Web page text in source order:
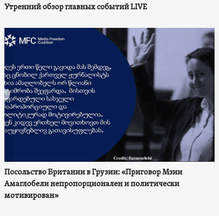
Утренний обзор главных событий LIVE
Посольство Британии в Грузии: «Приговор Мзии
Амаглобели непропорционален и политически
мотивирован»